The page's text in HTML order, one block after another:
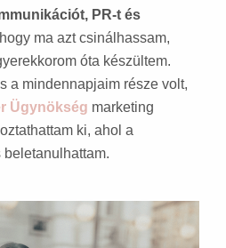
PR-t és
ma azt csinálhassam,
óta készültem.
a mindennapjaim része volt,
Ügynökség marketing
ki, ahol a
beletanulhattam.